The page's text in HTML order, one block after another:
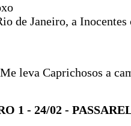
de Janeiro, a
leva Caprichosos a
1 - 24/02 -